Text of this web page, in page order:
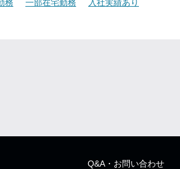
務 一部在宅勤務
入社実績あり
Q&A・お問い合わせ